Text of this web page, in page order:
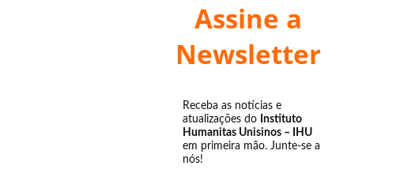
Assine a
Newsletter
Receba as notícias e
atualizações do Instituto
Humanitas Unisinos – IHU
em primeira mão. Junte-se a
nós!